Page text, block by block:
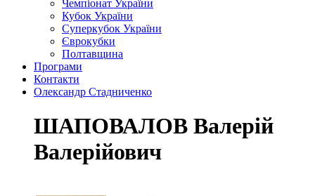
Чемпіонат України
Кубок України
Суперкубок України
Єврокубки
Полтавщина
Програми
Контакти
Олександр Стадниченко
ШАПОВАЛОВ Валерій
Валерійович